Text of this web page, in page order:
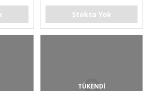
Stokta Yok
TÜKENDİ